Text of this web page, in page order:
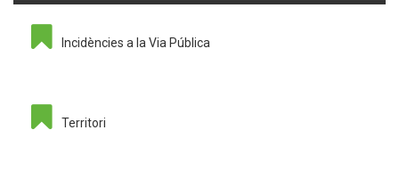
Incidències a la Via Pública
Territori